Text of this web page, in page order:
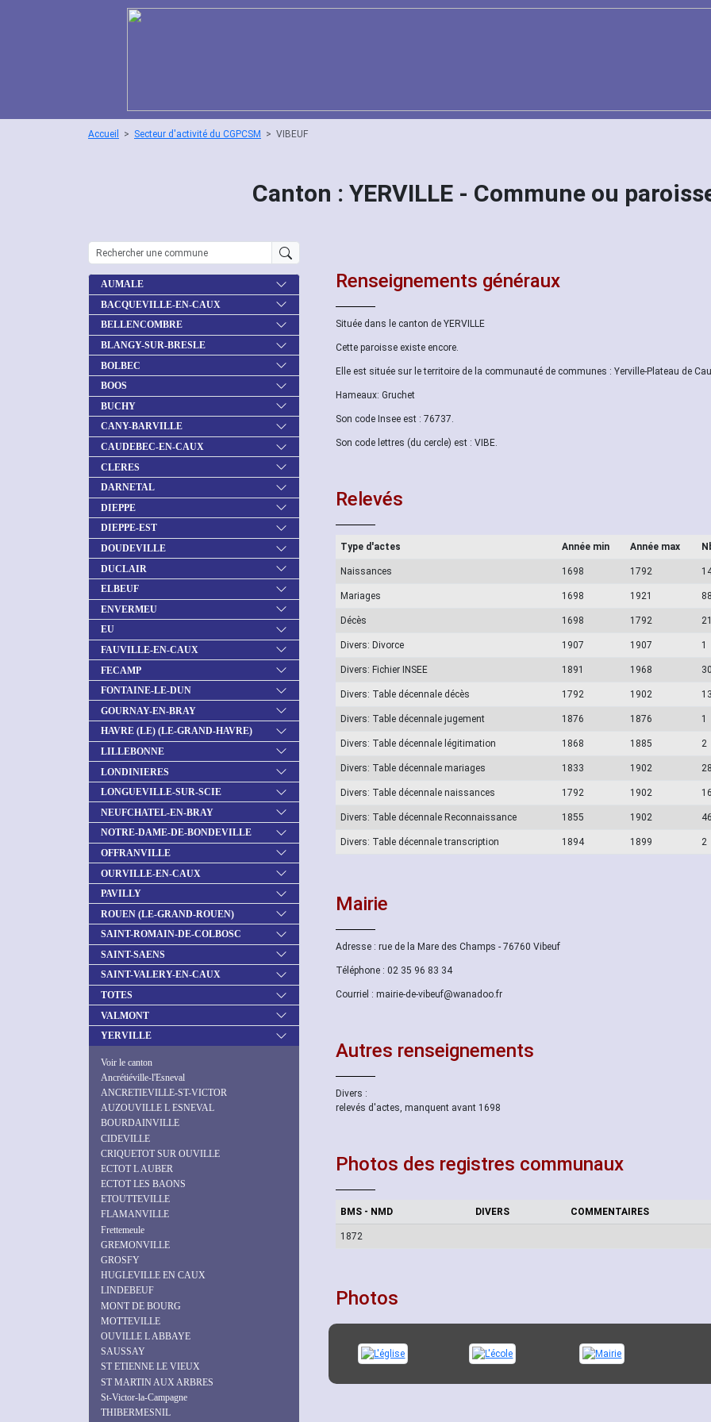
Accueil Secteur d'activité du CGPCSM VIBEUF
Canton : YERVILLE - Commune ou
AUMALE
BACQUEVILLE-EN-CAUX
BELLENCOMBRE
BLANGY-SUR-BRESLE
BOLBEC
BOOS
BUCHY
CANY-BARVILLE
CAUDEBEC-EN-CAUX
CLERES
DARNETAL
DIEPPE
DIEPPE-EST
DOUDEVILLE
DUCLAIR
ELBEUF
ENVERMEU
EU
FAUVILLE-EN-CAUX
FECAMP
FONTAINE-LE-DUN
GOURNAY-EN-BRAY
HAVRE (LE) (LE-GRAND-HAVRE)
LILLEBONNE
LONDINIERES
LONGUEVILLE-SUR-SCIE
NEUFCHATEL-EN-BRAY
NOTRE-DAME-DE-BONDEVILLE
OFFRANVILLE
OURVILLE-EN-CAUX
PAVILLY
ROUEN (LE-GRAND-ROUEN)
SAINT-ROMAIN-DE-COLBOSC
SAINT-SAENS
SAINT-VALERY-EN-CAUX
TOTES
VALMONT
YERVILLE
Voir le canton
Ancrétiéville-l'Esneval
ANCRETIEVILLE-ST-VICTOR
AUZOUVILLE L ESNEVAL
BOURDAINVILLE
CIDEVILLE
CRIQUETOT SUR OUVILLE
ECTOT L AUBER
ECTOT LES BAONS
ETOUTTEVILLE
FLAMANVILLE
Frettemeule
GREMONVILLE
GROSFY
HUGLEVILLE EN CAUX
LINDEBEUF
MONT DE BOURG
MOTTEVILLE
OUVILLE L ABBAYE
SAUSSAY
ST ETIENNE LE VIEUX
ST MARTIN AUX ARBRES
St-Victor-la-Campagne
THIBERMESNIL
Renseignements généraux
Située dans le canton de YERVILLE
Cette paroisse existe encore.
Elle est située sur le territoire de la communauté de communes : Yerville-Plateau de
Hameaux: Gruchet
Son code Insee est : 76737.
Son code lettres (du cercle) est : VIBE.
Relevés
Type d'actes Année min Année max
Naissances 1698 1792
Mariages 1698 1921
Décès 1698 1792
Divers: Divorce 1907 1907 1
Divers: Fichier INSEE 1891 1968
Divers: Table décennale décès 1792 1902
Divers: Table décennale jugement 1876 1876 1
Divers: Table décennale légitimation 1868 1885 2
Divers: Table décennale mariages 1833 1902
Divers: Table décennale naissances 1792 1902
Divers: Table décennale Reconnaissance 1855 1902 46
Divers: Table décennale transcription 1894 1899 2
Mairie
Adresse : rue de la Mare des Champs - 76760 Vibeuf
Téléphone : 02 35 96 83 34
Courriel : mairie-de-vibeuf@wanadoo.fr
Autres renseignements
Divers :
relevés d'actes, manquent avant 1698
Photos des registres communaux
BMS - NMD DIVERS COMMENTAIRES
1872
Photos